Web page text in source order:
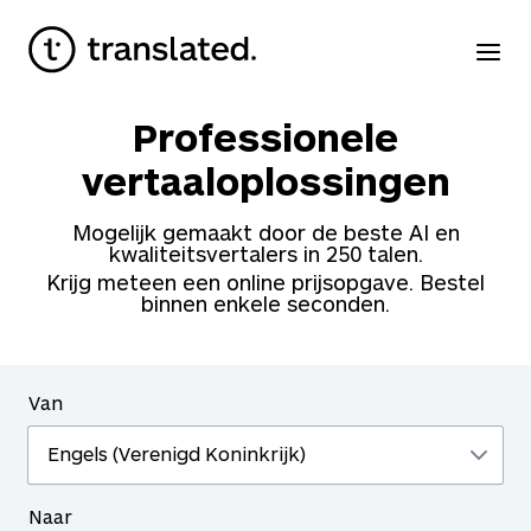
Professionele
vertaaloplossingen
Mogelijk gemaakt door de beste AI en
kwaliteitsvertalers in 250talen.
Krijg meteen een online prijsopgave. Bestel
binnen enkele seconden.
Van
Naar